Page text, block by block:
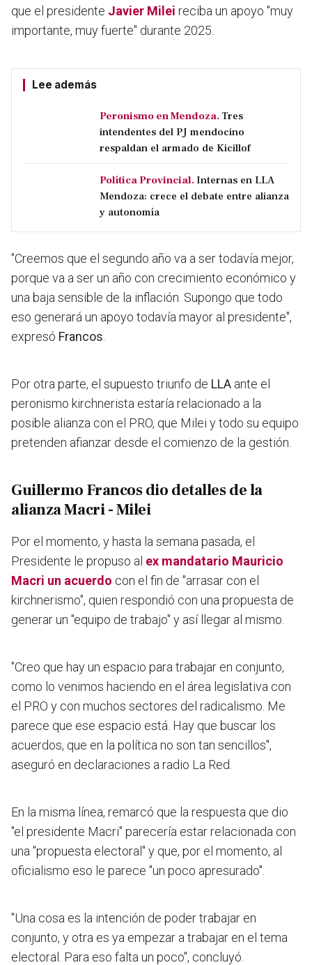
que el presidente Javier Milei reciba un apoyo "muy
importante, muy fuerte" durante 2025.
Lee además
Peronismo en Mendoza. Tres
intendentes del PJ mendocino
respaldan el armado de Kicillof
Política Provincial. Internas en LLA
Mendoza: crece el debate entre alianza
y autonomía
"Creemos que el segundo año va a ser todavía mejor,
porque va a ser un año con crecimiento económico y
una baja sensible de la inflación. Supongo que todo
eso generará un apoyo todavía mayor al presidente",
expresó Francos
Por otra parte, el supuesto triunfo de LLA ante el
peronismo kirchnerista estaría relacionado a la
posible alianza con el PRO, que Milei y todo su equipo
pretenden afianzar desde el comienzo de la gestión.
Guillermo Francos dio detalles de la
alianza Macri - Milei
Por el momento, y hasta la semana pasada, el
Presidente le propuso al ex mandatario Mauricio
Macri un acuerdo con el fin de "arrasar con el
kirchnerismo", quien respondió con una propuesta de
generar un "equipo de trabajo" y así llegar al mismo.
"Creo que hay un espacio para trabajar en conjunto,
como lo venimos haciendo en el área legislativa con
el PRO y con muchos sectores del radicalismo. Me
parece que ese espacio está. Hay que buscar los
acuerdos, que en la política no son tan sencillos",
aseguró en declaraciones a radio La Red.
En la misma línea, remarcó que la respuesta que dio
"el presidente Macri" parecería estar relacionada con
una "propuesta electoral" y que, por el momento, al
oficialismo eso le parece "un poco apresurado".
"Una cosa es la intención de poder trabajar en
conjunto, y otra es ya empezar a trabajar en el tema
electoral. Para eso falta un poco", concluyó.